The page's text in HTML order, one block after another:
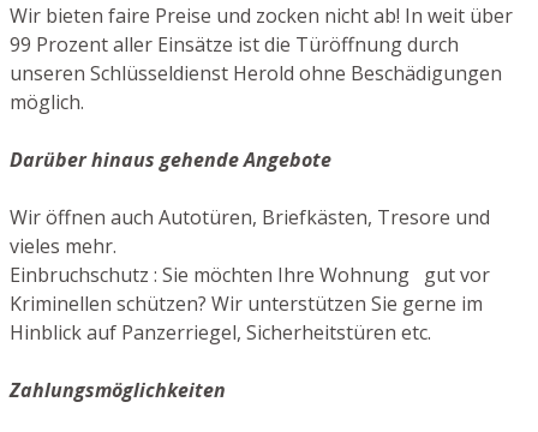
Wir bieten faire Preise und zocken nicht ab! In weit über
99 Prozent aller Einsätze ist die Türöffnung durch
unseren Schlüsseldienst Herold ohne Beschädigungen
möglich.
Darüber hinaus gehende Angebote
Wir öffnen auch Autotüren, Briefkästen, Tresore und
vieles mehr.
Einbruchschutz : Sie möchten Ihre Wohnung gut vor
Kriminellen schützen? Wir unterstützen Sie gerne im
Hinblick auf Panzerriegel, Sicherheitstüren etc.
Zahlungsmöglichkeiten